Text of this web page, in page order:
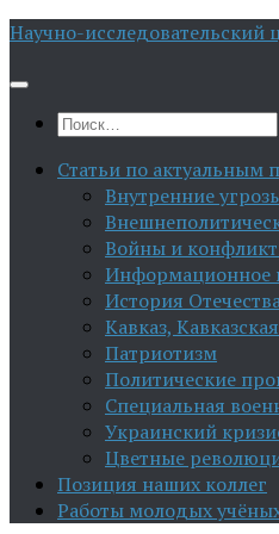
Перейти
содержимому
Научно-исследовательский
Найти:
Статьи по актуальным
Внутренние
Войны и
Информационное
История
Кавказ,
Патриотизм
Политические
Специальная
Украинский
Цветные
Позиция наших коллег
Работы молодых